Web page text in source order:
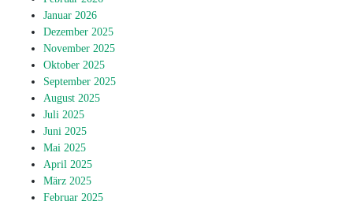
Januar 2026
Dezember 2025
November 2025
Oktober 2025
September 2025
August 2025
Juli 2025
Juni 2025
Mai 2025
April 2025
März 2025
Februar 2025